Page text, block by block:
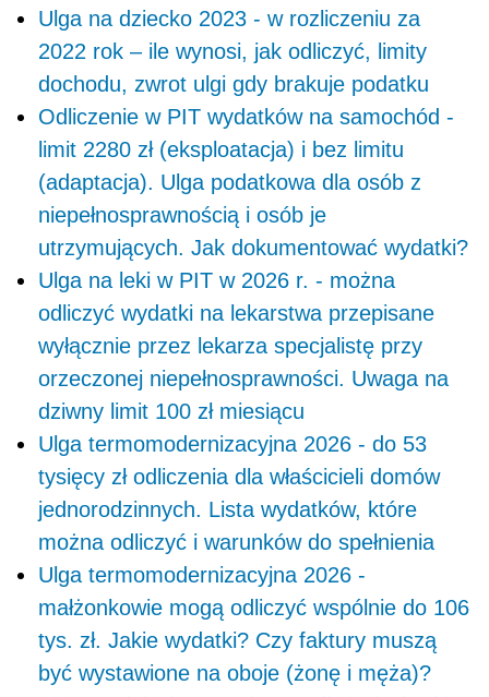
Ulga na dziecko 2023 - w rozliczeniu za
2022 rok – ile wynosi, jak odliczyć, limity
dochodu, zwrot ulgi gdy brakuje podatku
Odliczenie w PIT wydatków na samochód -
limit 2280 zł (eksploatacja) i bez limitu
(adaptacja). Ulga podatkowa dla osób z
niepełnosprawnością i osób je
utrzymujących. Jak dokumentować wydatki?
Ulga na leki w PIT w 2026 r. - można
odliczyć wydatki na lekarstwa przepisane
wyłącznie przez lekarza specjalistę przy
orzeczonej niepełnosprawności. Uwaga na
dziwny limit 100 zł miesiącu
Ulga termomodernizacyjna 2026 - do 53
tysięcy zł odliczenia dla właścicieli domów
jednorodzinnych. Lista wydatków, które
można odliczyć i warunków do spełnienia
Ulga termomodernizacyjna 2026 -
małżonkowie mogą odliczyć wspólnie do 106
tys. zł. Jakie wydatki? Czy faktury muszą
być wystawione na oboje (żonę i męża)?